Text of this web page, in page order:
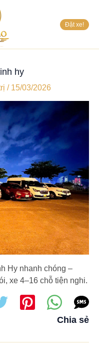
Đặt xe!
hy
/ 15/03/2026
Hy nhanh chóng –
xe 4–16 chỗ tiện nghi.
Chia sẻ